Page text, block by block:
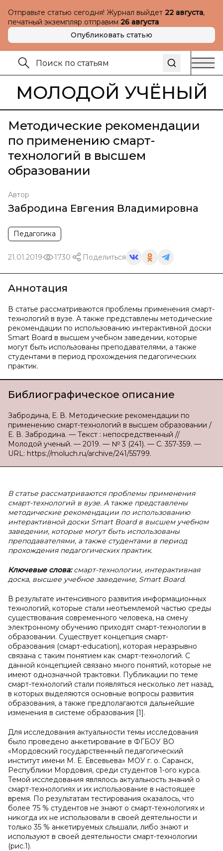
Отправьте статью сегодня! Журнал выйдет 22 августа,
печатный экземпляр отправим 26 августа
Опубликовать статью
МОЛОДОЙ УЧЁНЫЙ
Методические рекомендации
по применению смарт-
технологий в высшем
образовании
Автор
Забродина Евгения Владимировна
Педагогика
21.01.2019 1730 Поделиться
Аннотация
В статье рассматриваются проблемы применения смарт-
технологий в вузе. А также представлены методические
рекомендации по использованию интерактивной доски
Smart Board в высшем учебном заведении, которые
могут быть использованы преподавателями, а также
студентами в период прохождения педагогических
практик.
Библиографическое описание
Забродина, Е. В. Методические рекомендации по
применению смарт-технологий в высшем образовании /
Е. В. Забродина. — Текст : непосредственный //
Молодой ученый. — 2019. — № 3 (241). — С. 357-359. —
URL: https://moluch.ru/archive/241/55799.
В статье рассматриваются проблемы применения
смарт-технологий в вузе. А также представлены
методические рекомендации по использованию
интерактивной доски Smart Board в высшем учебном
заведении, которые могут быть использованы
преподавателями, а также студентами в период
прохождения педагогических практик.
Ключевые слова:смарт-технологии, интерактивная
доска, высшее учебное заведение, Smart Board.
В результате интенсивного развития информационных
технологий, которые стали неотъемлемой частью среды
существования современного человека, на смену
электронному обучению приходят смарт-технологии в
образовании. Существует концепция смарт-
образования (смарт-education), которая неразрывно
связана с таким понятием как смарт-технологий. С
данной концепцией связано много понятий, которые не
имеют однозначной трактовки. Публикации по теме
смарт-технологий стали появляться несколько лет назад,
в которых выделяются основные вопросы развития
образования, а также предполагаются дальнейшие
изменения в системе образования [1].
Для исследования актуальности темы исследования
было проведено анкетирование в ФГБОУ ВО
«Мордовский государственный педагогический
институт имени М. Е. Евсевьева» МОУ г. о. Саранск,
Республики Мордовия, среди студентов 1-ого курса.
Темой исследования являлось актуальность знаний о
смарт-технологиях и их использование в настоящее
время. По результатам тестирования оказалось, что
более 75 % студентов не знают о смарт-технологиях и
никогда их не использовали в своей деятельности и
только 35 % анкетируемых слышали, либо знают и
используют в своей деятельности смарт-технологии
(рис.1).